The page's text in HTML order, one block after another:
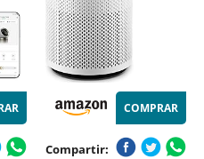
COMPRAR
Compartir: